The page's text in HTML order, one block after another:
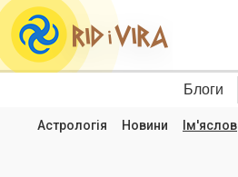
Блоги
Астрологія Новини Ім'яслов